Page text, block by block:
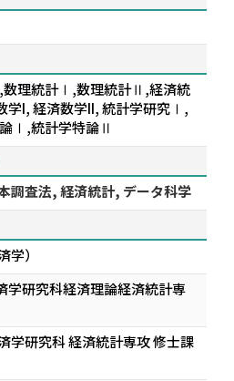
数理統計Ⅰ,数理統計Ⅱ,経済統
I, 経済数学II, 統計学研究Ⅰ,
Ⅰ,統計学特論Ⅱ
調査法, 経済統計, データ科学
学）
学研究科経済理論経済統計専
学研究科 経済統計専攻 修士課